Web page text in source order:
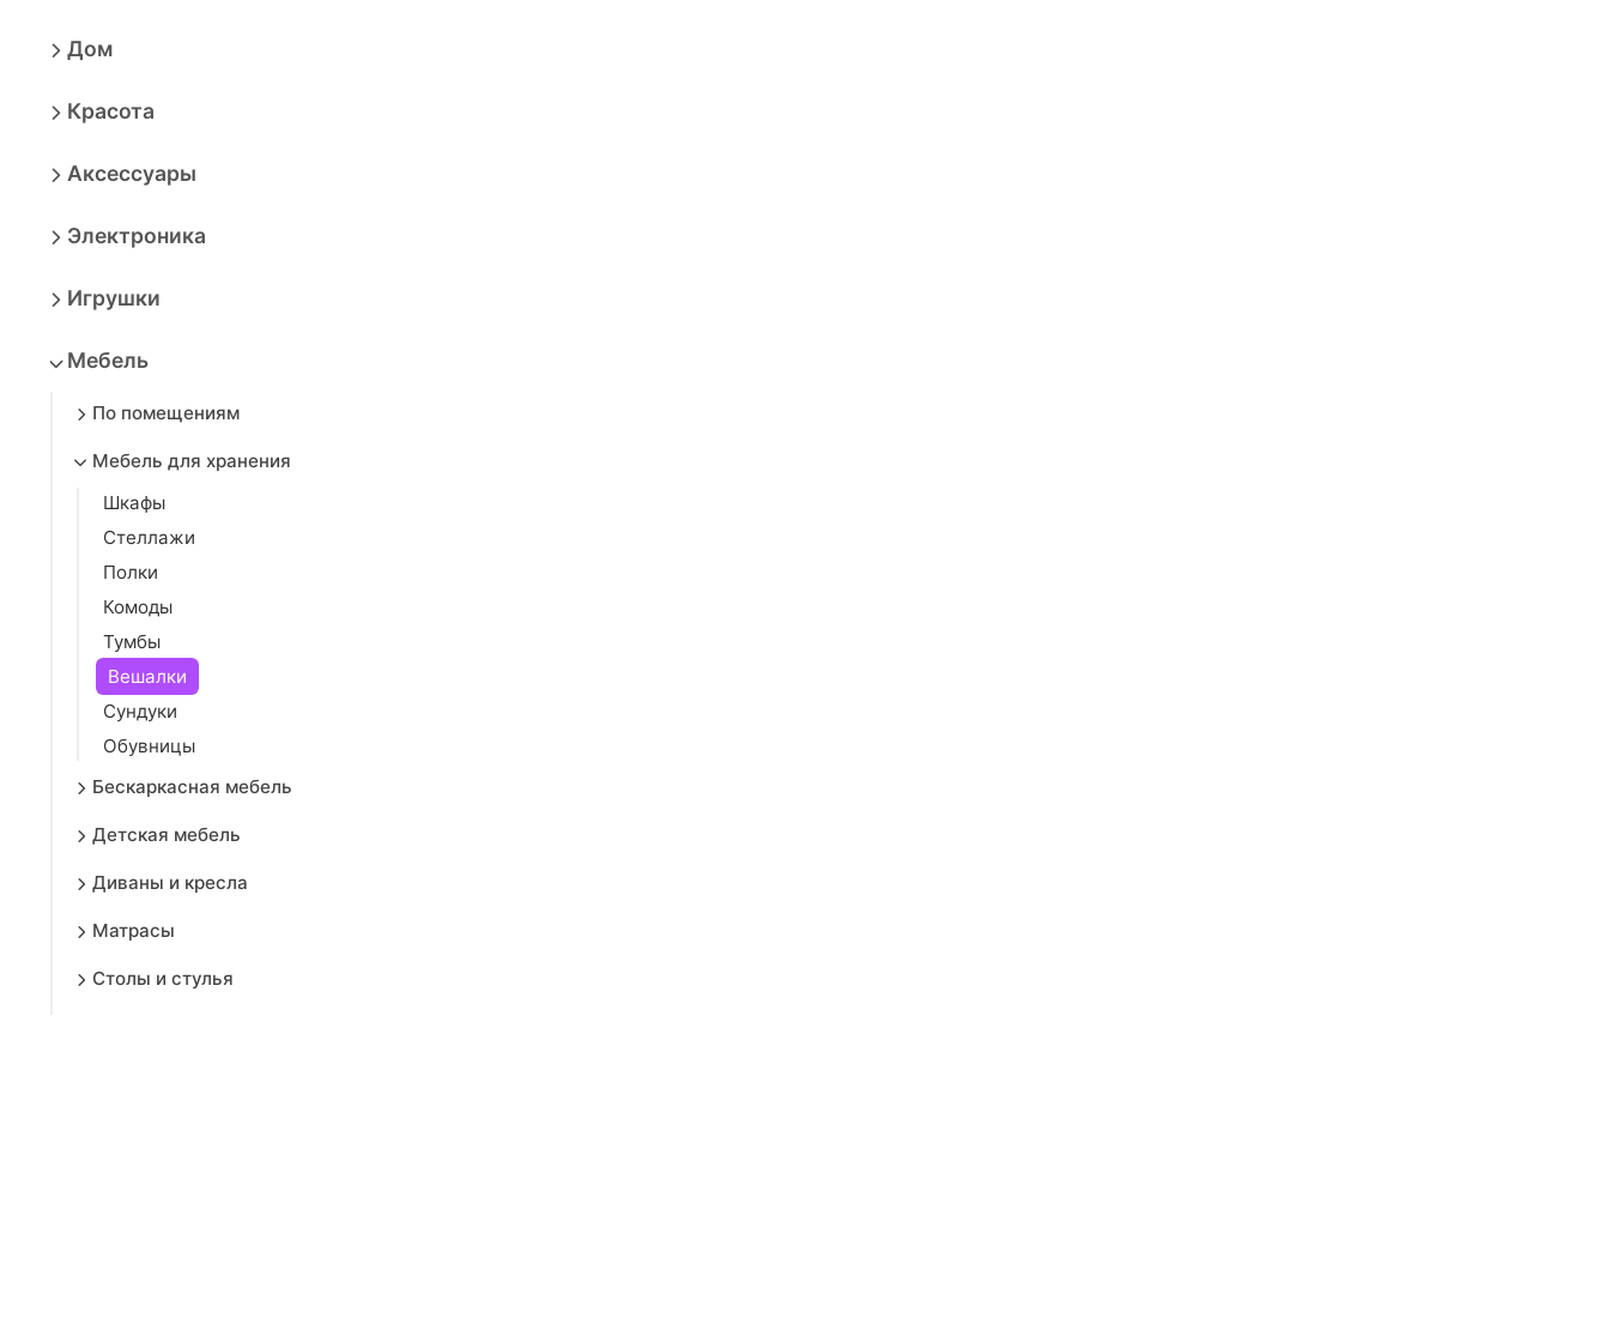
Дом
Красота
Аксессуары
Электроника
Игрушки
Мебель
По помещениям
Мебель для хранения
Шкафы
Стеллажи
Полки
Комоды
Тумбы
Вешалки
Сундуки
Обувницы
Бескаркасная мебель
Детская мебель
Диваны и кресла
Матрасы
Столы и стулья